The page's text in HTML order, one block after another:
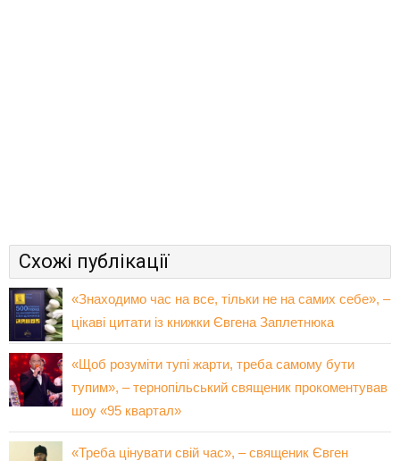
Схожі публікації
«Знаходимо час на все, тільки не на самих себе», –
цікаві цитати із книжки Євгена Заплетнюка
«Щоб розуміти тупі жарти, треба самому бути
тупим», – тернопільський священик прокоментував
шоу «95 квартал»
«Треба цінувати свій час», – священик Євген